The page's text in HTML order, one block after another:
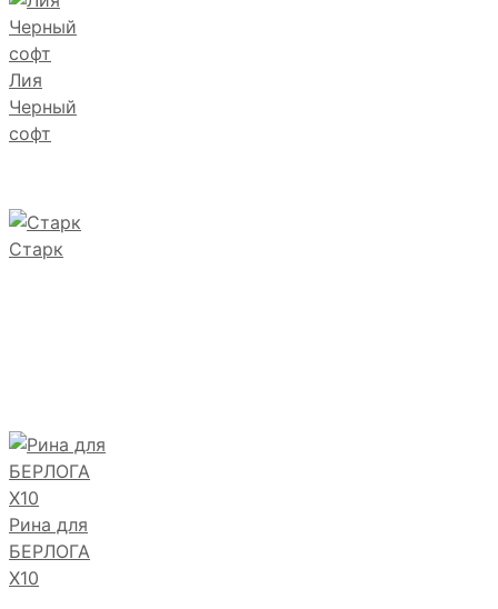
Лия
Черный
софт
Старк
Рина для
БЕРЛОГА
Х10